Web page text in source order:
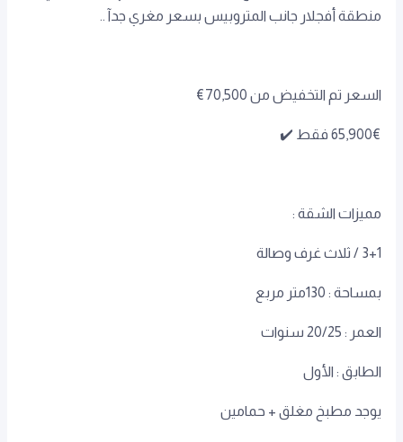
منطقة أفجلار جانب المتروبيس بسعر مغري جدآ ..
السعر تم التخفيض من 70,500€
65,900€ فقط ✔️
مميزات الشقة :
3+1 / ثلاث غرف وصالة
العمر : 20/25 سنوات
الطابق : الأول
يوجد مطبخ مغلق + حمامين